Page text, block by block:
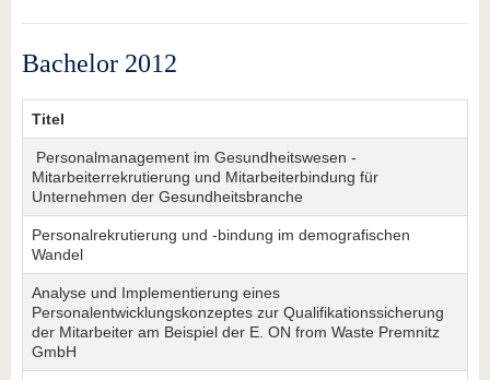
Bachelor 2012
Titel
Personalmanagement im Gesundheitswesen -
Mitarbeiterrekrutierung und Mitarbeiterbindung für
Unternehmen der Gesundheitsbranche
Personalrekrutierung und -bindung im demografischen
Wandel
Analyse und Implementierung eines
Personalentwicklungskonzeptes zur Qualifikationssicherung
der Mitarbeiter am Beispiel der E. ON from Waste Premnitz
GmbH